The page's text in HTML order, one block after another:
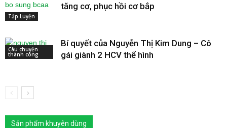
Tập Luyện
tăng cơ, phục hồi cơ bắp
Câu chuyện
thành công
Bí quyết của Nguyễn Thị Kim Dung – Cô
gái giành 2 HCV thể hình
Sản phẩm khuyên dùng